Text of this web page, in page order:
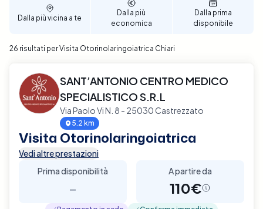
Dalla più vicina a te
Dalla più
economica
Dalla prima
disponibile
26 risultati per Visita Otorinolaringoiatrica Chiari
SANT’ANTONIO CENTRO MEDICO
SPECIALISTICO S.R.L
Via Paolo Vi N. 8 - 25030 Castrezzato
5.2 km
Visita Otorinolaringoiatrica
Vedi altre prestazioni
Prima disponibilità
-
A partire da
110€